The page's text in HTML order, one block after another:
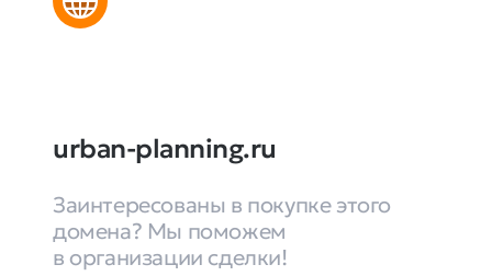
urban-planning.ru
Заинтересованы в покупке этого
домена? Мы поможем
в организации сделки!